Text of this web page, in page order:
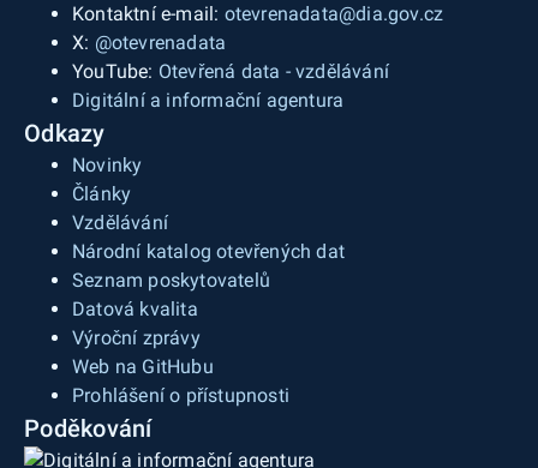
Kontaktní e-mail: otevrenadata@dia.gov.cz
X: @otevrenadata
YouTube: Otevřená data - vzdělávání
Digitální a informační agentura
Odkazy
Novinky
Články
Vzdělávání
Národní katalog otevřených dat
Seznam poskytovatelů
Datová kvalita
Výroční zprávy
Web na GitHubu
Prohlášení o přístupnosti
Poděkování